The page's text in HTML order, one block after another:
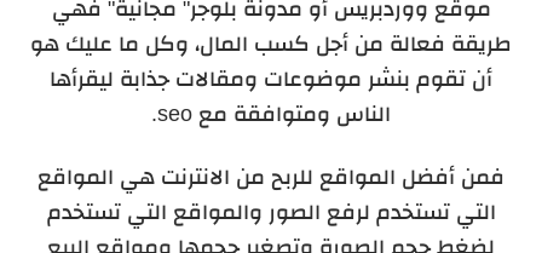
موقع ووردبريس أو مدونة بلوجر" مجانية" فهي
طريقة فعالة من أجل كسب المال، وكل ما عليك هو
أن تقوم بنشر موضوعات ومقالات جذابة ليقرأها
الناس ومتوافقة مع seo.
فمن أفضل المواقع للربح من الانترنت هي المواقع
التي تستخدم لرفع الصور والمواقع التي تستخدم
لضغط حجم الصورة وتصغير حجمها ومواقع البيع